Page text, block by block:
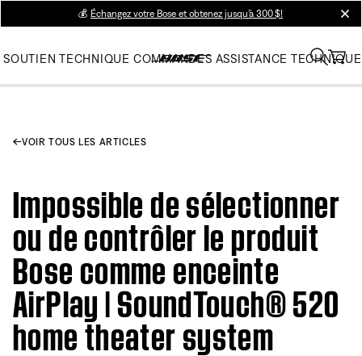
💰 Échangez votre Bose et obtenez jusqu’à 300 $!
SOUTIEN TECHNIQUE COMMANDES ASSISTANCE TECHNIQUE
VOIR TOUS LES ARTICLES
Impossible de sélectionner
ou de contrôler le produit
Bose comme enceinte
AirPlay | SoundTouch® 520
home theater system